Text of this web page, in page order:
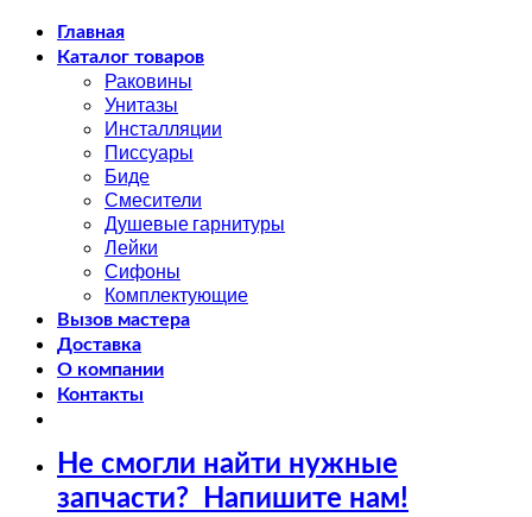
Skip
Главная
Каталог товаров
Раковины
Унитазы
Инсталляции
Писсуары
Биде
Смесители
Душевые гарнитуры
Лейки
Сифоны
Комплектующие
Вызов мастера
Доставка
О компании
Контакты
Не смогли найти нужные
запчасти?
Напишите нам!